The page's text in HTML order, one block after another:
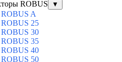
ROBUS ▼
ROBUS A
ROBUS 25
ROBUS 30
ROBUS 35
ROBUS 40
ROBUS 50